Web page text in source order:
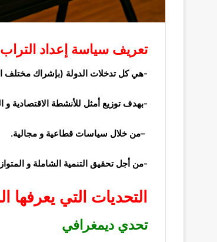
تعريف سياسة إعداد التراب
-هي كل تدخلات الدولة (بإشراك مختلف
-بهدف توزيع أمثل للأنشطة الاقتصادية
–من خلال سياسات قطاعية و مجالية.
-من أجل تحقيق التنمية الشاملة و
التحديات التي يعرفها
تحدي ديمغرافي